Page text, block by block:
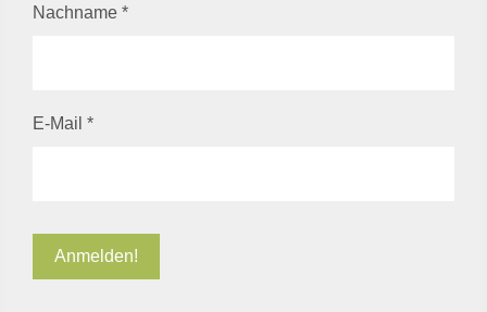
Nachname *
E-Mail *